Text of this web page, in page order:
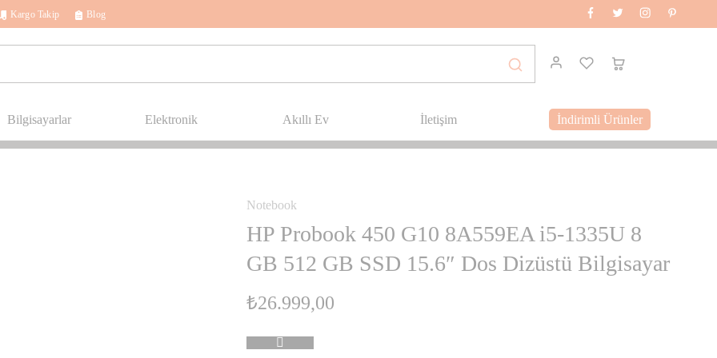
Kargo Takip Blog
Bilgisayarlar Elektronik Akıllı Ev İletişim İndirimli Ürünler
Notebook
HP Probook 450 G10 8A559EA i5-1335U 8
GB 512 GB SSD 15.6″ Dos Dizüstü Bilgisayar
₺26.999,00